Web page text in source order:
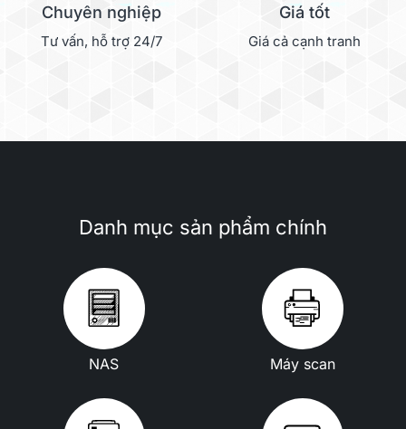
Chuyên nghiệp
Tư vấn, hỗ trợ 24/7
Giá tốt
Giá cả cạnh tranh
Danh mục sản phẩm chính
NAS Máy scan